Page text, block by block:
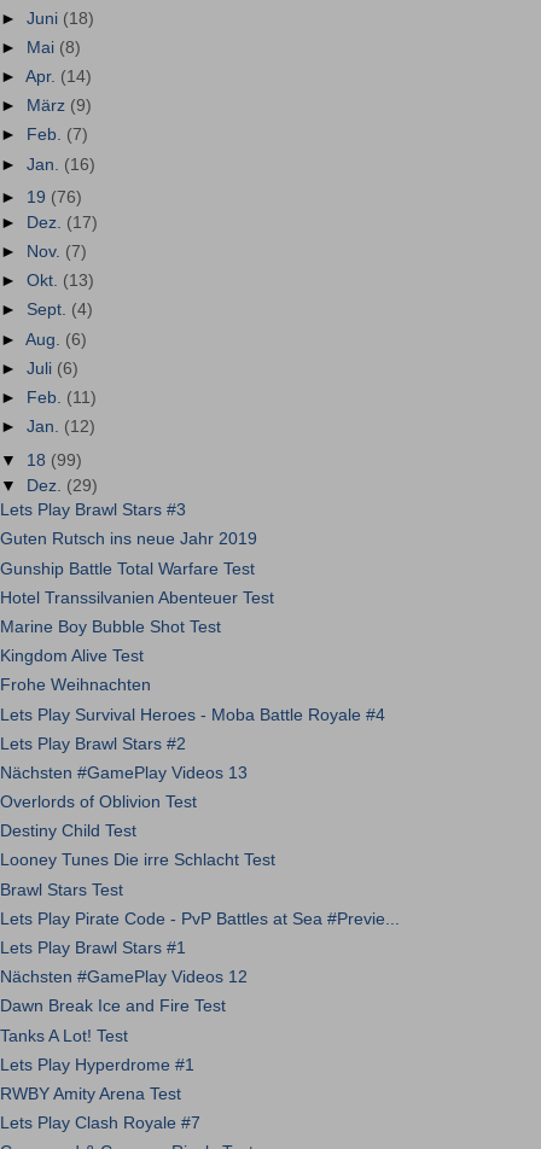
► Juni (18)
► Mai (8)
► Apr. (14)
► März (9)
► Feb. (7)
► Jan. (16)
► 19 (76)
► Dez. (17)
► Nov. (7)
► Okt. (13)
► Sept. (4)
► Aug. (6)
► Juli (6)
► Feb. (11)
► Jan. (12)
▼ 18 (99)
▼ Dez. (29)
Lets Play Brawl Stars #3
Guten Rutsch ins neue Jahr 2019
Gunship Battle Total Warfare Test
Hotel Transsilvanien Abenteuer Test
Marine Boy Bubble Shot Test
Kingdom Alive Test
Frohe Weihnachten
Lets Play Survival Heroes - Moba Battle Royale #4
Lets Play Brawl Stars #2
Nächsten #GamePlay Videos 13
Overlords of Oblivion Test
Destiny Child Test
Looney Tunes Die irre Schlacht Test
Brawl Stars Test
Lets Play Pirate Code - PvP Battles at Sea #Previe...
Lets Play Brawl Stars #1
Nächsten #GamePlay Videos 12
Dawn Break Ice and Fire Test
Tanks A Lot! Test
Lets Play Hyperdrome #1
RWBY Amity Arena Test
Lets Play Clash Royale #7